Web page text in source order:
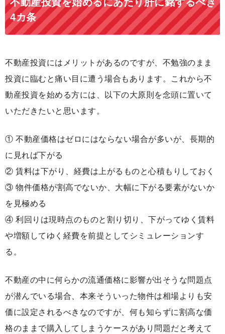
4カ条
不動産投資にはメリットがあるのですが、不勉強のまま
投資に臨むと痛い目に遭う場合もあります。これから不
動産投資を始める方には、以下の大原則を念頭に置いて
いただきたいと思います。
① 不動産価格はゼロにはならない場合が多いが、長期的
に見れば下がる
② 賃料は下がり、経費は上がるものと心積もりしておく
③ 物件価格が割高でないか、大幅に下がる要素がないか
を見極める
④ 利回りは現時点のものと割り切り、下がってゆく賃料
や増額してゆく経費を前提としてシミュレーションす
る。
不動産の中に何らかの流通価格に影響が出そうな問題点
が潜んでいる場合、本来そういった物件は相場よりも安
価に設定されるべきなのですが、何も知らずに割高な価
格のままで購入してしまうケースがあり問題だと考えて